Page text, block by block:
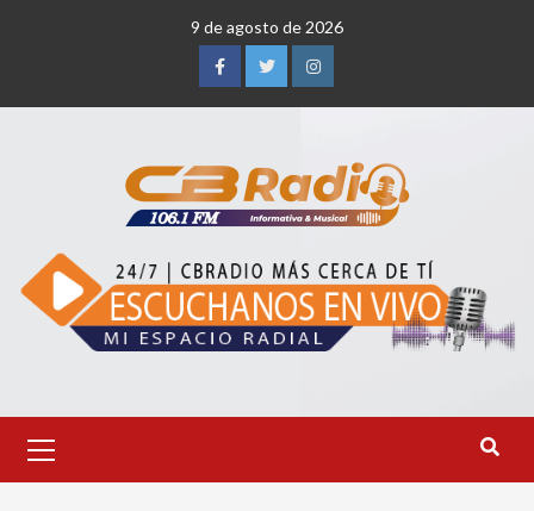
9 de agosto de 2026
FacebookTwitterInstagram
primario